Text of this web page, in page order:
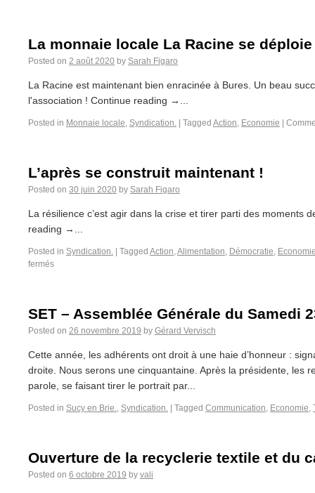
La monnaie locale La Racine se
Posted on 2 août 2020 by Sarah Figaro
La Racine est maintenant bien enracinée à Bures. Un beau
l'association ! Continue reading →...
Posted in Monnaie locale, Syndication. Tagged Action, Economie
L’après se construit maintenant !
Posted on 30 juin 2020 by Sarah Figaro
La résilience c’est agir dans la crise et tirer parti des moments
reading →...
Posted in Syndication. Tagged Action,Alimentation, Démocratie,
fermés
SET – Assemblée Générale du Samedi
Posted on 26 novembre 2019 by Gérard Vervisch
Cette année, les adhérents ont droit à une haie d’honneur :
droite. Nous serons une cinquantaine. Après la présidente, les
parole, se faisant tirer le portrait par...
Posted in Sucy en Brie., Syndication. Tagged Communication, Economie,
Ouverture de la recyclerie textile et du
Posted on 6 octobre 2019 by vali